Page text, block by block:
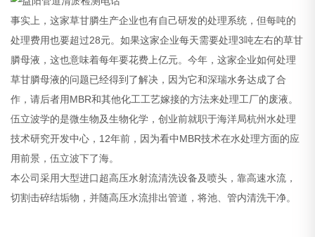
事实上，这家草甘膦生产企业也有自己研发的处理系统，但每吨的
处理费用也要超过28元。如果这家企业每天需要处理3吨左右的草甘
膦母液，这也意味着每年要花费上亿元。今年，这家企业如何处理
草甘膦母液的问题已经得到了解决，因为它和深瑞水务达成了合
作，请后者用MBR和其他化工工艺嫁接的方法来处理工厂的废液。
伍立波学的是微生物及生物化学，创业前就职于海洋局杭州水处理
技术研究开发中心，12年前，因为看中MBR技术在水处理方面的应
用前景，伍立波下了海。
本公司采用大型进口超高压水射流清洗设备及喷头，靠高速水流，
切割击碎结垢物，并随高压水流排出管道，将池、管内清洗干净。